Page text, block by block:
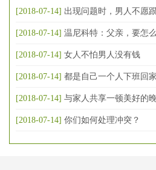
[2018-07-14] 出现问题时，男人不愿
[2018-07-14] 温尼科特：父亲，要怎
[2018-07-14] 女人不怕男人没有钱
[2018-07-14] 都是自己一个人下班回家
[2018-07-14] 与家人共享一顿美好的
[2018-07-14] 你们如何处理冲突？